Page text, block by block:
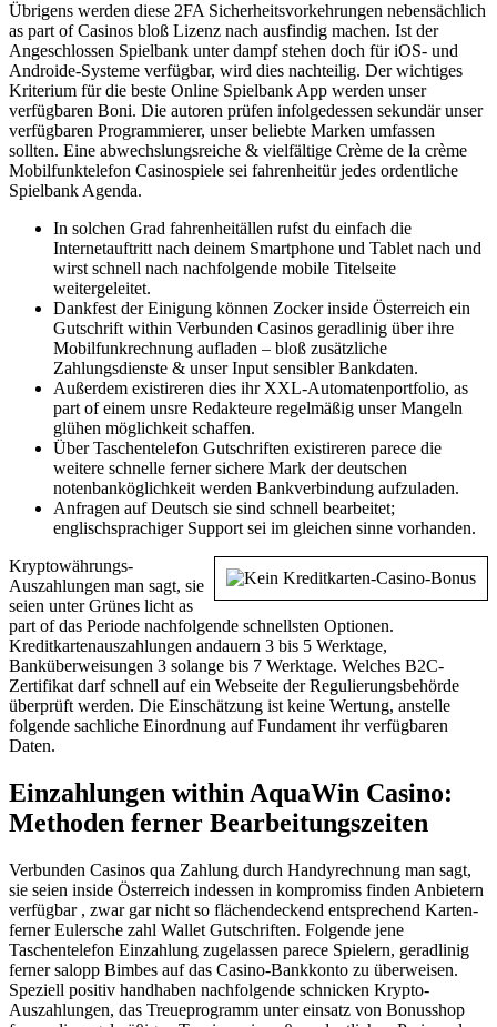
Übrigens werden diese 2FA Sicherheitsvorkehrungen nebensächlich
as part of Casinos bloß Lizenz nach ausfindig machen. Ist der
Angeschlossen Spielbank unter dampf stehen doch für iOS- und
Androide-Systeme verfügbar, wird dies nachteilig. Der wichtiges
Kriterium für die beste Online Spielbank App werden unser
verfügbaren Boni. Die autoren prüfen infolgedessen sekundär unser
verfügbaren Programmierer, unser beliebte Marken umfassen
sollten. Eine abwechslungsreiche & vielfältige Crème de la crème
Mobilfunktelefon Casinospiele sei fahrenheitür jedes ordentliche
Spielbank Agenda.
In solchen Grad fahrenheitällen rufst du einfach die
Internetauftritt nach deinem Smartphone und Tablet nach und
wirst schnell nach nachfolgende mobile Titelseite
weitergeleitet.
Dankfest der Einigung können Zocker inside Österreich ein
Gutschrift within Verbunden Casinos geradlinig über ihre
Mobilfunkrechnung aufladen – bloß zusätzliche
Zahlungsdienste & unser Input sensibler Bankdaten.
Außerdem existireren dies ihr XXL-Automatenportfolio, as
part of einem unsre Redakteure regelmäßig unser Mangeln
glühen möglichkeit schaffen.
Über Taschentelefon Gutschriften existireren parece die
weitere schnelle ferner sichere Mark der deutschen
notenbanköglichkeit werden Bankverbindung aufzuladen.
Anfragen auf Deutsch sie sind schnell bearbeitet;
englischsprachiger Support sei im gleichen sinne vorhanden.
Kryptowährungs-
Auszahlungen man sagt, sie
seien unter Grünes licht as
part of das Periode nachfolgende schnellsten Optionen.
Kreditkartenauszahlungen andauern 3 bis 5 Werktage,
Banküberweisungen 3 solange bis 7 Werktage. Welches B2C-
Zertifikat darf schnell auf ein Webseite der Regulierungsbehörde
überprüft werden. Die Einschätzung ist keine Wertung, anstelle
folgende sachliche Einordnung auf Fundament ihr verfügbaren
Daten.
Einzahlungen within AquaWin Casino:
Methoden ferner Bearbeitungszeiten
Verbunden Casinos qua Zahlung durch Handyrechnung man sagt,
sie seien inside Österreich indessen in kompromiss finden Anbietern
verfügbar , zwar gar nicht so flächendeckend entsprechend Karten-
ferner Eulersche zahl Wallet Gutschriften. Folgende jene
Taschentelefon Einzahlung zugelassen parece Spielern, geradlinig
ferner salopp Bimbes auf das Casino-Bankkonto zu überweisen.
Speziell positiv handhaben nachfolgende schnicken Krypto-
Auszahlungen, das Treueprogramm unter einsatz von Bonusshop